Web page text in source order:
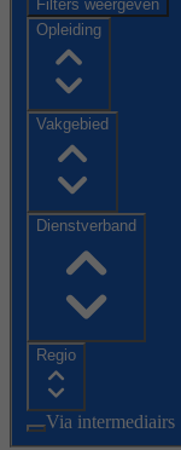
Filters weergeven
Opleiding
Vakgebied
Dienstverband
Regio
Via intermediairs